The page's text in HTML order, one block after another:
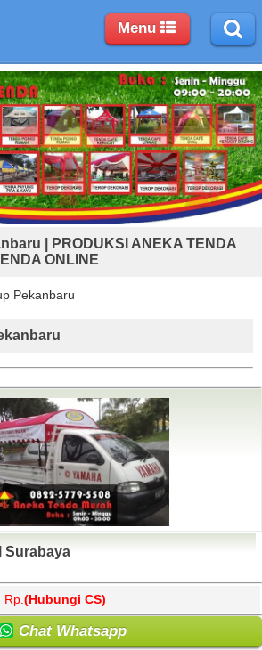
| PRODUKSI ANEKA TENDA
ONLINE
Pekanbaru
Surabaya
Rp. (Hubungi CS)
Chat Whatsapp
Menu